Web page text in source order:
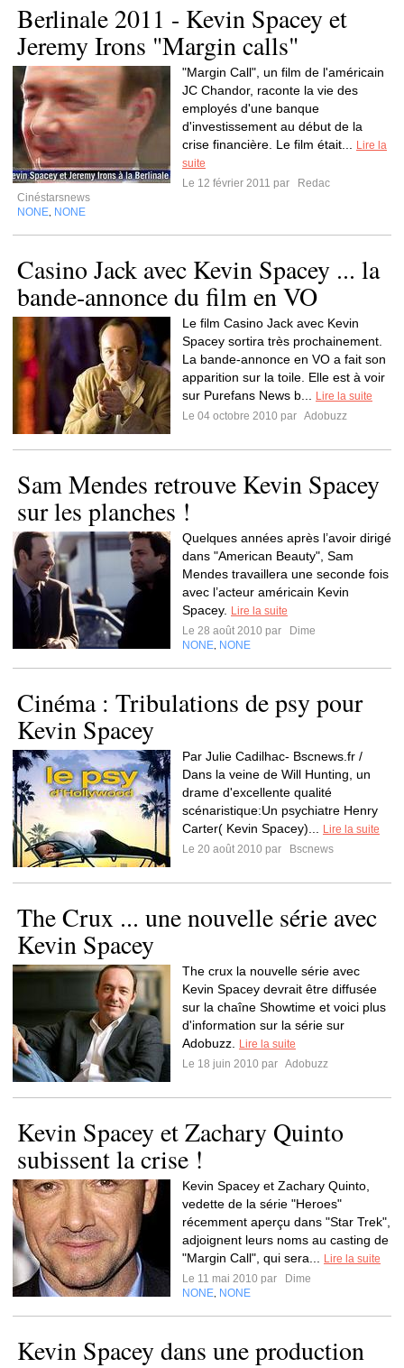
Berlinale 2011 - Kevin Spacey et
Jeremy Irons "Margin calls"
"Margin Call", un film de l'américain
JC Chandor, raconte la vie des
employés d'une banque
d'investissement au début de la
crise financière. Le film était...
Lire la
suite
Le 12 février 2011 par
Redac
Cinéstarsnews
NONE NONE
Casino Jack avec Kevin Spacey ... la
bande-annonce du film en VO
Le film Casino Jack avec Kevin
Spacey sortira très prochainement.
La bande-annonce en VO a fait son
apparition sur la toile. Elle est à voir
sur Purefans News b...
Lire la suite
Le 04 octobre 2010 par Adobuzz
Sam Mendes retrouve Kevin Spacey
sur les planches !
Quelques années après l’avoir dirigé
dans "American Beauty", Sam
Mendes travaillera une seconde fois
avec l’acteur américain Kevin
Spacey.
Lire la suite
Le 28 août 2010 par
Dime
NONE NONE
Cinéma : Tribulations de psy pour
Kevin Spacey
Par Julie Cadilhac- Bscnews.fr /
Dans la veine de Will Hunting, un
drame d'excellente qualité
scénaristique:Un psychiatre Henry
Carter( Kevin Spacey)...
Lire la suite
Le 20 août 2010 par
Bscnews
The Crux ... une nouvelle série avec
Kevin Spacey
The crux la nouvelle série avec
Kevin Spacey devrait être diffusée
sur la chaîne Showtime et voici plus
d'information sur la série sur
Adobuzz.
Lire la suite
Le 18 juin 2010 par Adobuzz
Kevin Spacey et Zachary Quinto
subissent la crise !
Kevin Spacey et Zachary Quinto,
vedette de la série "Heroes"
récemment aperçu dans "Star Trek",
adjoignent leurs noms au casting de
"Margin Call", qui sera...
Lire la suite
Le 11 mai 2010 par
Dime
NONE NONE
Kevin Spacey dans une production